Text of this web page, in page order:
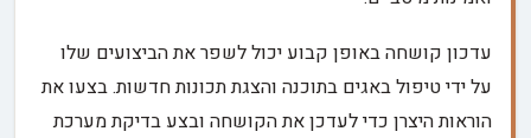
עדכון קושחה באופן קבוע יכול לשפר את הביצועים שלו
על ידי טיפול באגים בתוכנה והצגת תכונות חדשות. בצעו את
הוראות היצרן כדי לעדכן את הקושחה ובצע בדיקת מערכת